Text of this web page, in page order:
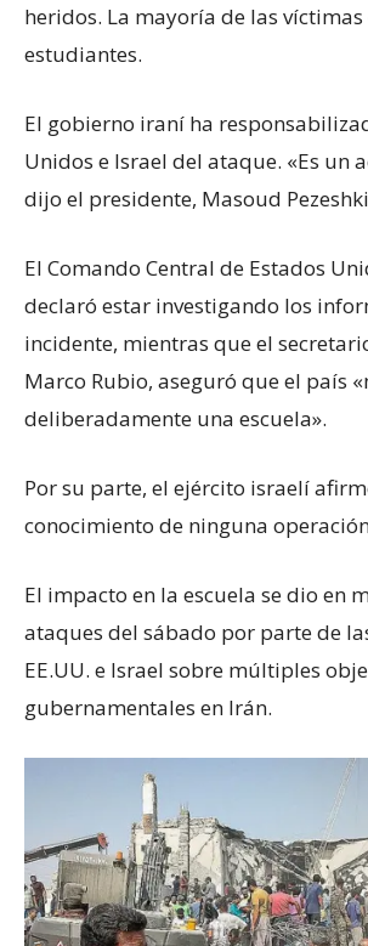
heridos. La mayoría de las
estudiantes.
El gobierno iraní ha
Unidos e Israel del ataque. «Es un
dijo el presidente, Masoud
El Comando Central de Estados
declaró estar investigando los
incidente, mientras que el
Marco Rubio, aseguró que el país
deliberadamente una escuela».
Por su parte, el ejército israelí
conocimiento de ninguna
El impacto en la escuela se dio en
ataques del sábado por parte de
EE.UU. e Israel sobre múltiples
gubernamentales en Irán.